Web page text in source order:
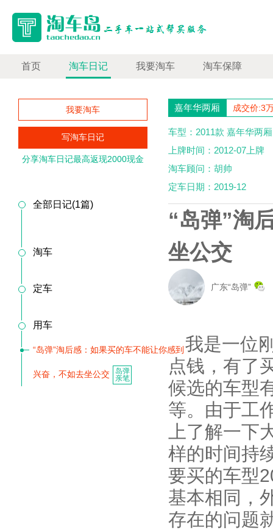
首页 淘车日记 我要淘车 淘车保障
我要淘车
写淘车日记
分享淘车日记最高返现2000现金
全部日记(1篇)
淘车
定车
用车
“岛弹”淘后感：如果买的车不能让你感到
兴奋，不如去坐公交
岛弹
亲笔
嘉年华两厢 成交价:3
车型：2011款 嘉年华两
上牌时间：2012-07上牌
淘车顾问：胡帅
定车日期：2019-12
“岛弹”淘
坐公交
广东“岛弹”
我是一位
点钱，有了
候选的车型
等。由于工
上了解一下
样的时间持
要买的车型
基本相同，
存在的问题